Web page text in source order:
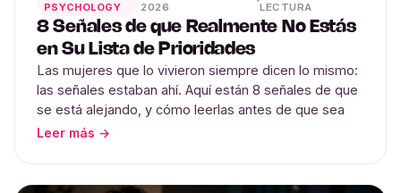
PSYCHOLOGY
2026
LECTURA
8 Señales de que Realmente No Estás
en Su Lista de Prioridades
Las mujeres que lo vivieron siempre dicen lo mismo:
las señales estaban ahí. Aquí están 8 señales de que
se está alejando, y cómo leerlas antes de que sea
Leer más →